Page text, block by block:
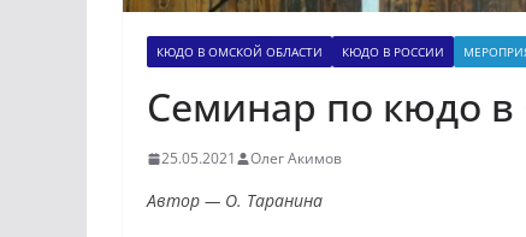
КЮДО В ОМСКОЙ ОБЛАСТИ КЮДО В РОССИИ
Семинар по кюдо в
25.05.2021 Олег Акимов
Автор — О. Таранина